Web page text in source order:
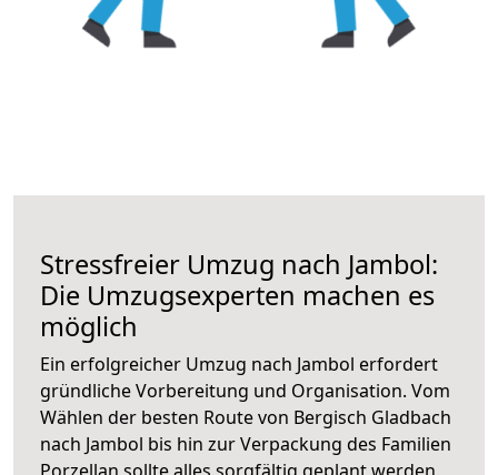
Stressfreier Umzug nach Jambol:
Die Umzugsexperten machen es
möglich
Ein erfolgreicher Umzug nach Jambol erfordert
gründliche Vorbereitung und Organisation. Vom
Wählen der besten Route von Bergisch Gladbach
nach Jambol bis hin zur Verpackung des Familien